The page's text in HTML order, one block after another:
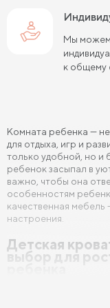
Мы можем
к общему
Комната ребенка —
для отдыха, игр и
только удобной, но и
ребенок засыпал в
важно, чтобы она
особенностям
качественная
настроения.
Детская
выбор для